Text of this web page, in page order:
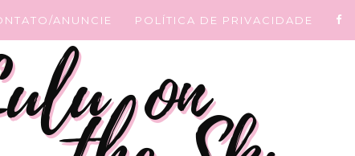
ANUNCIE POLÍTICA DE PRIVACIDADE